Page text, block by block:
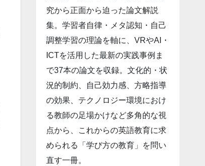
究から正面から迫った論文解説
集。学習者自律・メタ認知・自己
調整学習の理論を軸に、VRやAI・
ICTを活用した最新の実践事例ま
で37本の論文を収録。文化的・状
況的制約、自己効力感、方略指導
の効果、テクノロジー環境におけ
る教師の足場かけなど多角的な視
点から、これからの英語教育に求
められる「学び方の教育」を問い
直す一冊。